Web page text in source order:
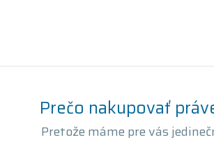
Prečo nakupovať
Pretože máme pre vás